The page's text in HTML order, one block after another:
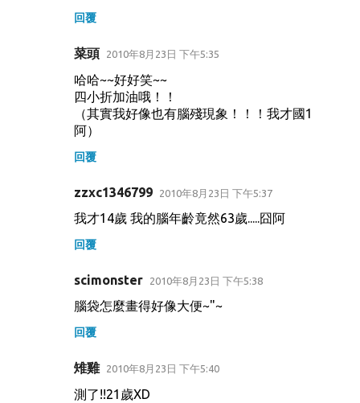
回覆
菜頭 2010年8月23日 下午5:35
哈哈~~好好笑~~
四小折加油哦！！
（其實我好像也有腦殘現象！！！我才國1
阿）
回覆
zzxc1346799 2010年8月23日 下午5:37
我才14歲 我的腦年齡竟然63歲.....囧阿
回覆
scimonster 2010年8月23日 下午5:38
腦袋怎麼畫得好像大便~"~
回覆
雉雞 2010年8月23日 下午5:40
測了!!21歲XD